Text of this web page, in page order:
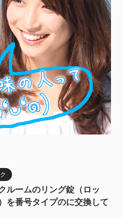
ルームのリング錠（ロッ
を番号タイプのに交換して